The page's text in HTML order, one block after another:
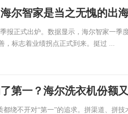
尔智家是当之无愧的出
报正式出炉。数据显示，海尔智家一季
，标志着业绩拐点正式到来。挺过 ...
第一？海尔洗衣机份额
绕不开对“第一”的追求。拼渠道、拼